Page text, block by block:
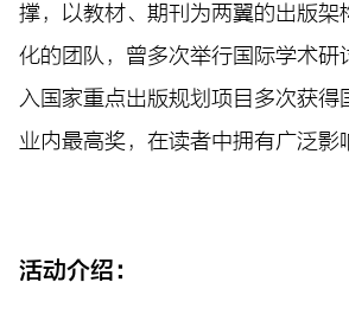
撑，以教材、期刊为两翼的出版架
化的团队，曾多次举行国际学术研
入国家重点出版规划项目多次获得
业内最高奖，在读者中拥有广泛影
活动介绍：